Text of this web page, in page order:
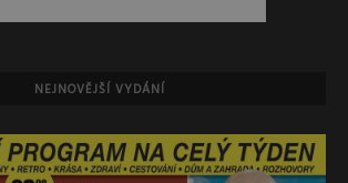
NEJNOVĚJŠÍ VYDÁNÍ